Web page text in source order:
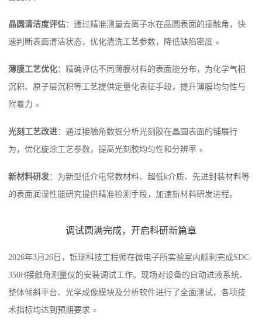
晶圆清洁度评估：通过精准测量去离子水在晶圆表面的接触角，快
速判断表面清洁状态，优化清洗工艺参数，降低缺陷密度 。
薄膜工艺优化：精确评估不同薄膜材料的表面能分布，为化学气相
沉积、原子层沉积等工艺提供定量化表征手段，提升薄膜均匀性与
附着力 。
光刻工艺改进：通过接触角数据分析光刻胶在晶圆表面的铺展行
为，优化旋涂工艺参数，提高光刻胶均匀性和分辨率 。
新材料研发：为新型低介电常数材料、超低k介质、先进封装材料等
的表面润湿性能研究提供精准检测手段，加速新材料研发进程。
调试圆满完成，开启科研新篇章
2026年3月26日，铄瑞科技工程师在微电子所实验室内顺利完成SDC-
350H接触角测量仪的安装调试工作。现场对设备的自动进液系统、
整体倾斜平台、光学成像模块及分析软件进行了全面测试，各项技
术指标均达到预期要求 。